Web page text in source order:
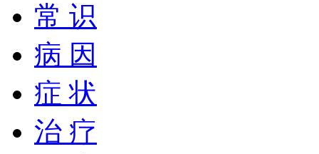
常 识
病 因
症 状
治 疗